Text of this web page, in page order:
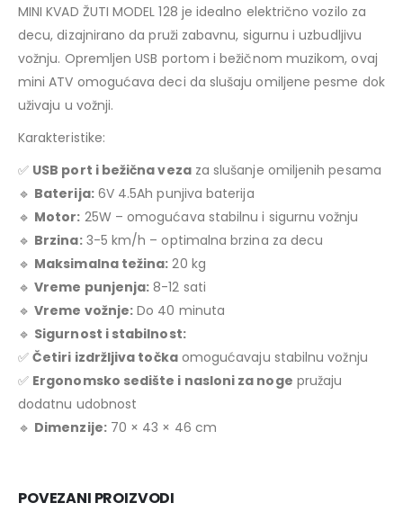
MINI KVAD ŽUTI MODEL 128 je idealno električno vozilo za
decu, dizajnirano da pruži zabavnu, sigurnu i uzbudljivu
vožnju. Opremljen USB portom i bežičnom muzikom, ovaj
mini ATV omogućava deci da slušaju omiljene pesme dok
uživaju u vožnji.
Karakteristike:
✅ USB port i bežična vezaza slušanje omiljenih pesama
🔹 Baterija:6V 4.5Ah punjiva baterija
🔹 Motor: 25W – omogućava stabilnu i sigurnu vožnju
🔹 Brzina:3-5 km/h – optimalna brzina za decu
🔹 Maksimalna težina: 20 kg
🔹Vreme punjenja: 8-12 sati
🔹Vreme vožnje: Do 40 minuta
🔹 Sigurnost i stabilnost:
✅Četiri izdržljiva točkaomogućavaju stabilnu vožnju
✅ Ergonomsko sedište i nasloni za noge pružaju
dodatnu udobnost
🔹 Dimenzije:70 × 43 × 46 cm
POVEZANI PROIZVODI